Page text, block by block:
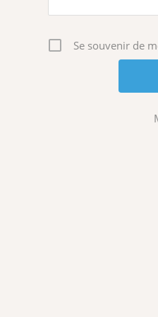
Se souvenir de